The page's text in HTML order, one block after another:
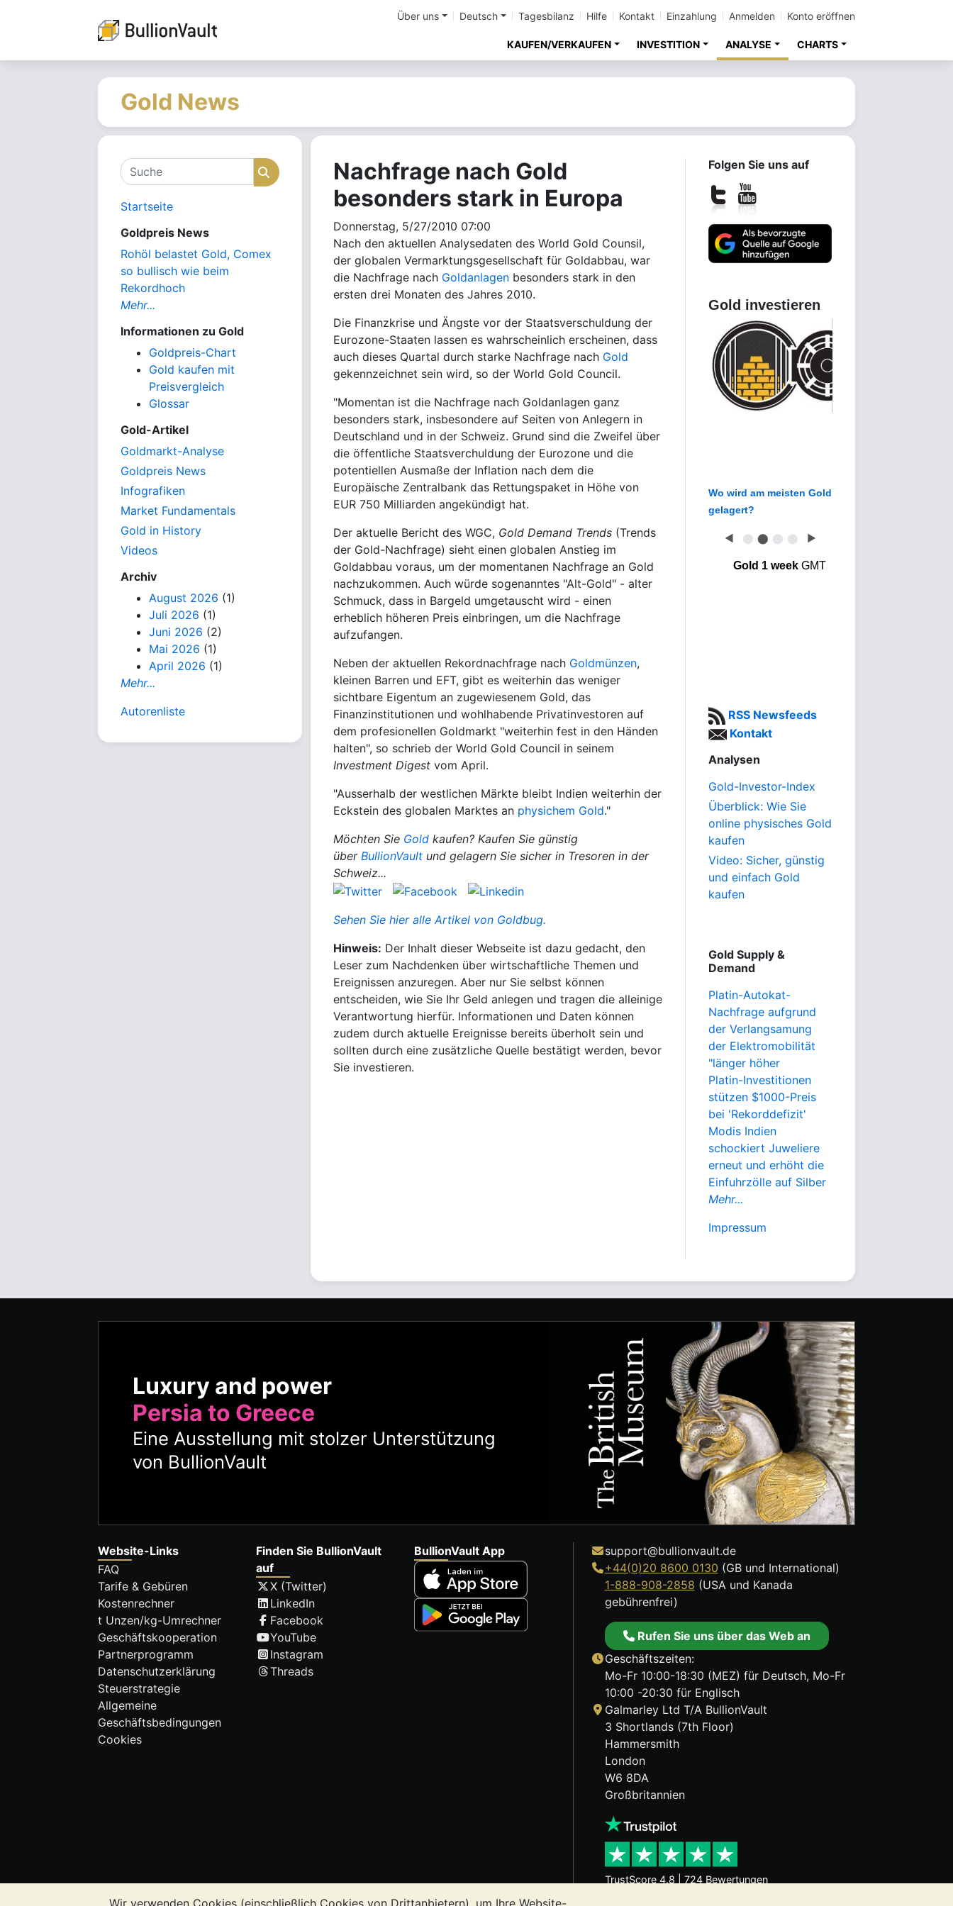
Wir verwenden Cookies (einschließlich Cookies von Drittanbietern), um Ihre Website-
Über uns Deutsch Tagesbilanz Hilfe Kontakt Einzahlung Anmelden Konto eröffnen
KAUFEN/VERKAUFEN INVESTITION ANALYSE CHARTS
Gold News
Suche Suche
Startseite
Goldpreis News
Rohöl belastet Gold, Comex
so bullisch wie beim
Rekordhoch
Mehr...
Informationen zu Gold
Goldpreis-Chart
Gold kaufen mit
Preisvergleich
Glossar
Gold-Artikel
Goldmarkt-Analyse
Goldpreis News
Infografiken
Market Fundamentals
Gold in History
Videos
Archiv
August 2026 (1)
Juli 2026 (1)
Juni 2026 (2)
Mai 2026 (1)
April 2026 (1)
Mehr...
Autorenliste
Nachfrage nach Gold
besonders stark in Europa
Donnerstag, 5/27/2010 07:00
Nach den aktuellen Analysedaten des World Gold Counsil,
der globalen Vermarktungsgesellschaft für Goldabbau, war
die Nachfrage nach Goldanlagen besonders stark in den
ersten drei Monaten des Jahres 2010.
Die Finanzkrise und Ängste vor der Staatsverschuldung der
Eurozone-Staaten lassen es wahrscheinlich erscheinen, dass
auch dieses Quartal durch starke Nachfrage nach Gold
gekennzeichnet sein wird, so der World Gold Council.
"Momentan ist die Nachfrage nach Goldanlagen ganz
besonders stark, insbesondere auf Seiten von Anlegern in
Deutschland und in der Schweiz. Grund sind die Zweifel über
die öffentliche Staatsverchuldung der Eurozone und die
potentiellen Ausmaße der Inflation nach dem die
Europäische Zentralbank das Rettungspaket in Höhe von
EUR 750 Milliarden angekündigt hat.
Der aktuelle Bericht des WGC, Gold Demand Trends (Trends
der Gold-Nachfrage) sieht einen globalen Anstieg im
Goldabbau voraus, um der momentanen Nachfrage an Gold
nachzukommen. Auch würde sogenanntes "Alt-Gold" - alter
Schmuck, dass in Bargeld umgetauscht wird - einen
erheblich höheren Preis einbringen, um die Nachfrage
aufzufangen.
Neben der aktuellen Rekordnachfrage nach Goldmünzen,
kleinen Barren und EFT, gibt es weiterhin das weniger
sichtbare Eigentum an zugewiesenem Gold, das
Finanzinstitutionen und wohlhabende Privatinvestoren auf
dem profesionellen Goldmarkt "weiterhin fest in den Händen
halten", so schrieb der World Gold Council in seinem
Investment Digest vom April.
"Ausserhalb der westlichen Märkte bleibt Indien weiterhin der
Eckstein des globalen Marktes an physichem Gold."
Möchten Sie Gold kaufen? Kaufen Sie günstig
über BullionVault und gelagern Sie sicher in Tresoren in der
Schweiz...
Sehen Sie hier alle Artikel von Goldbug.
Hinweis: Der Inhalt dieser Webseite ist dazu gedacht, den
Leser zum Nachdenken über wirtschaftliche Themen und
Ereignissen anzuregen. Aber nur Sie selbst können
entscheiden, wie Sie Ihr Geld anlegen und tragen die alleinige
Verantwortung hierfür. Informationen und Daten können
zudem durch aktuelle Ereignisse bereits überholt sein und
sollten durch eine zusätzliche Quelle bestätigt werden, bevor
Sie investieren.
Folgen Sie uns auf
Gold investieren
Wo wird am meisten Gold
gelagert?
◀ ⬤ ⬤ ⬤ ⬤ ▶
Gold 1 weekGMT
RSS Newsfeeds
Kontakt
Analysen
Gold-Investor-Index
Überblick: Wie Sie
online physisches Gold
kaufen
Video: Sicher, günstig
und einfach Gold
kaufen
Gold Supply &
Demand
Platin-Autokat-
Nachfrage aufgrund
der Verlangsamung
der Elektromobilität
"länger höher
Platin-Investitionen
stützen $1000-Preis
bei 'Rekorddefizit'
Modis Indien
schockiert Juweliere
erneut und erhöht die
Einfuhrzölle auf Silber
Mehr...
Impressum
Luxury and power
Persia to Greece
Eine Ausstellung mit stolzer Unterstützung
von BullionVault
Website-Links
FAQ
Tarife & Gebüren
Kostenrechner
t Unzen/kg-Umrechner
Geschäftskooperation
Partnerprogramm
Datenschutzerklärung
Steuerstrategie
Allgemeine
Geschäftsbedingungen
Cookies
Finden Sie BullionVault
auf
X (Twitter)
LinkedIn
Facebook
YouTube
Instagram
Threads
BullionVault App
support@bullionvault.de
+44(0)20 8600 0130 (GB und International)
1-888-908-2858 (USA und Kanada
gebührenfrei)
Rufen Sie uns über das Web an
Geschäftszeiten:
Mo-Fr 10:00-18:30 (MEZ) für Deutsch, Mo-Fr
10:00 -20:30 für Englisch
Galmarley Ltd T/A BullionVault
3 Shortlands (7th Floor)
Hammersmith
London
W6 8DA
Großbritannien
TrustScore 4.8 | 724 Bewertungen